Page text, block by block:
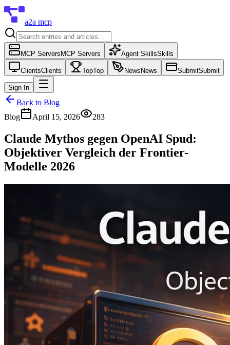
a2a mcp
MCP Servers MCP Servers Agent SkillsSkills
ClientsClients TopTop News News SubmitSubmit
Sign In
Back to Blog
Blog
April 15, 2026 283
Claude Mythos gegen OpenAI Spud:
Objektiver Vergleich der Frontier-
Modelle 2026